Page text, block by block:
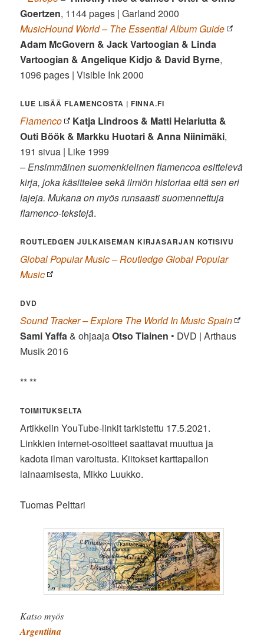
Goertzen, 1144 pages | Garland 2000
MusicHound World – The Essential Album Guide
Adam McGovern & Jack Vartoogian & Linda
Vartoogian & Angelique Kidjo & David Byrne,
1096 pages | Visible Ink 2000
LUE LISÄÄ FLAMENCOSTA | FINNA.FI
Flamenco
Katja Lindroos & Matti Helariutta &
Outi Böök & Markku Huotari & Anna Niinimäki,
191 sivua | Like 1999
– Ensimmäinen suomenkielinen flamencoa esittelevä
kirja, joka käsittelee sekä ilmiön historiaa että sen eri
lajeja. Mukana on myös runsaasti suomennettuja
flamenco-tekstejä.
ROUTLEDGEN JULKAISEMAN KIRJASARJAN KOTISIVU
Global Popular Music – Routledge Global Popular
Music
DVD
Sound Tracker – Explore The World In Music Spain
Sami Yaffa& ohjaajaOtso Tiainen • DVD | Arthaus
Musik 2016
** **
TOIMITUKSELTA
Artikkelin YouTube-linkit tarkistettu 17.5.2021.
Linkkien internet-osoitteet saattavat muuttua ja
kadota ilman varoitusta. Kiitokset karttapallon
lainaamisesta, Mikko Luukko.
Tuomas Pelttari
Katso myös
Argentiina